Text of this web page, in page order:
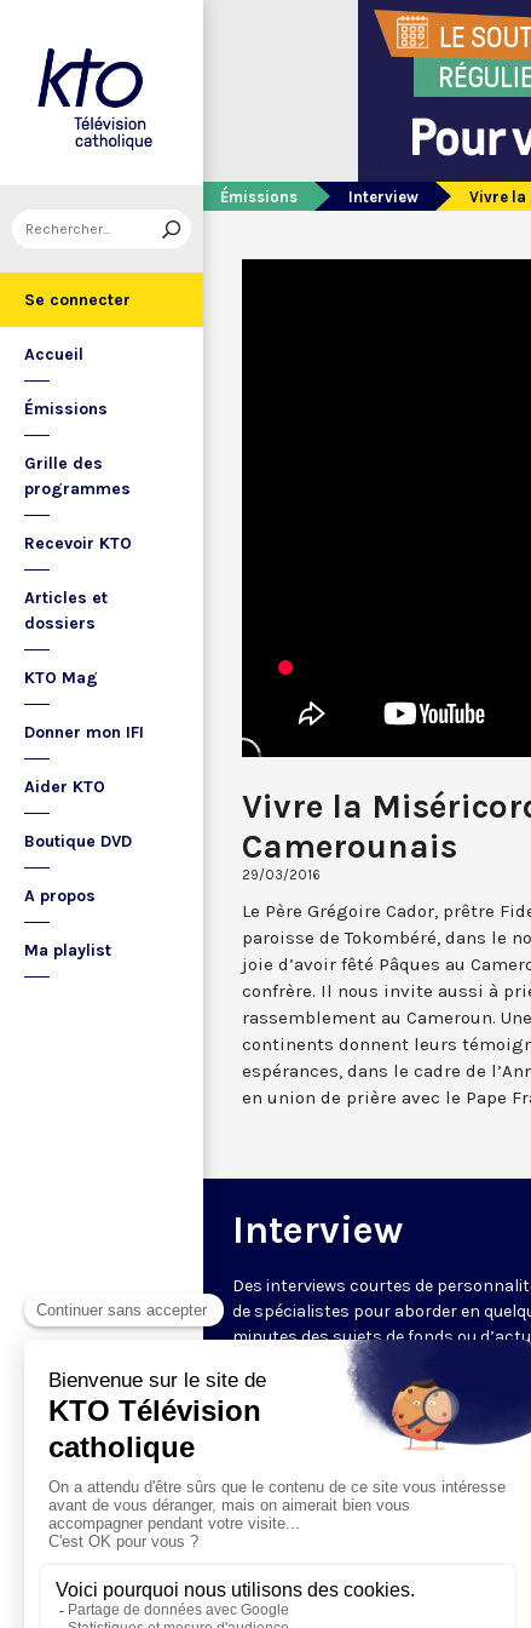
Se connecter
Accueil
Émissions
Grille des
programmes
Recevoir KTO
Articles et
dossiers
KTO Mag
Donner mon IFI
Aider KTO
Boutique DVD
A propos
Ma playlist
Émissions Interview Vivre la
Vivre la
Camerounais
29/03/2016
Le Père Grégoire Cador, prêtre
paroisse de Tokombéré, dans le
joie d’avoir fêté Pâques au
confrère. Il nous invite aussi à
rassemblement au Cameroun.
continents donnent leurs
espérances, dans le cadre de
en union de prière avec le Pape
Interview
Des interviews courtes de
de spécialistes pour aborder en
minutes des sujets de fonds ou
Visiter la page de l'émission